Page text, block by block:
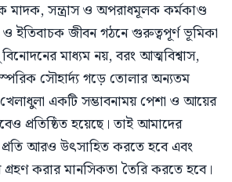
মাদক, সন্ত্রাস ও অপরাধমূলক কর্মকাণ্ড
ইতিবাচক জীবন গঠনে গুরুত্বপূর্ণ ভূমিকা
মাধ্যম নয়, বরং আত্মবিশ্বাস,
সৌহার্দ্য গড়ে তোলার অন্যতম
খেলাধুলা একটি সম্ভাবনাময় পেশা ও আয়ের
প্রতিষ্ঠিত হয়েছে। তাই আমাদের
আরও উৎসাহিত করতে হবে এবং
করার মানসিকতা তৈরি করতে হবে।